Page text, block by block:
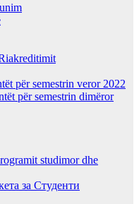
për semestrin veror 2022
për semestrin dimëror
studimor dhe
за Студенти